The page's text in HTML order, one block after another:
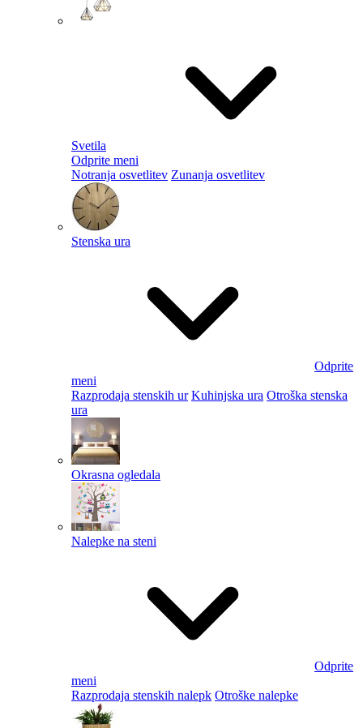
Svetila
Odprite meni
Notranja osvetlitev Zunanja osvetlitev
Stenska ura
Odprite
meni
Razprodaja stenskih ur Kuhinjska ura Otroška stenska
ura
Okrasna ogledala
Nalepke na steni
Odprite
meni
Razprodaja stenskih nalepk Otroške nalepke